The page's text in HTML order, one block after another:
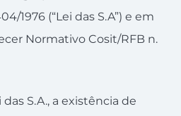
1976 (“Lei das S.A”) e em
Normativo Cosit/RFB n.
S.A., a existência de